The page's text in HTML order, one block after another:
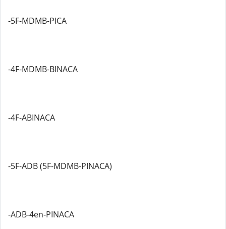
-5F-MDMB-PICA
-4F-MDMB-BINACA
-4F-ABINACA
-5F-ADB (5F-MDMB-PINACA)
-ADB-4en-PINACA